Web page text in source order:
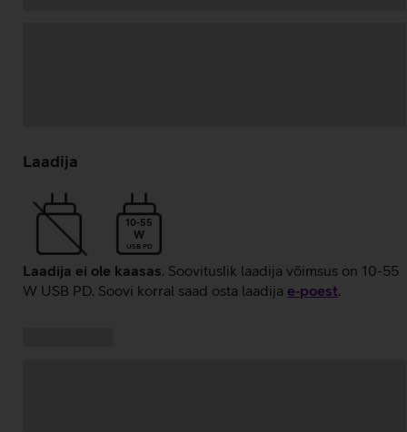
laadimine
Laadija
10-55
W
USB PD
Laadija ei ole kaasas. Soovituslik laadija võimsus on 10-55
W USB PD. Soovi korral saad osta laadija e‑poest.